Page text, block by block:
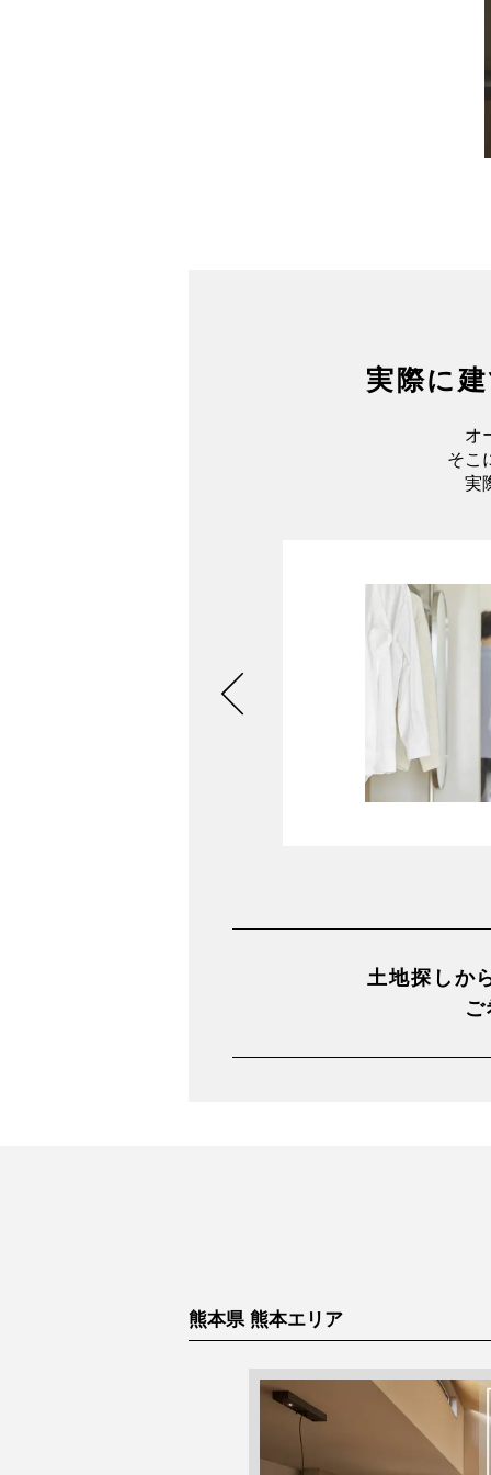
実際に
オ
そこ
実
土地探しか
熊本県 熊本エリア